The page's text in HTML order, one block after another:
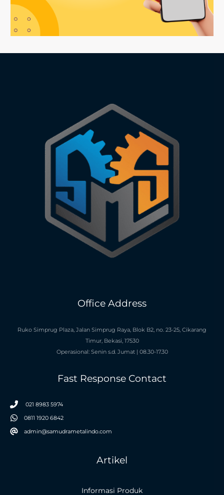
Office Address
Ruko Simprug Plaza, Jalan Simprug Raya, Blok B2, no. 23-25, Cikarang
Timur, Bekasi, 17530
Operasional: Senin s.d. Jumat | 08.30-17.30
Fast Response Contact
021 8983 5974
0811 1920 6842
admin@samudrametalindo.com
Artikel
Informasi Produk